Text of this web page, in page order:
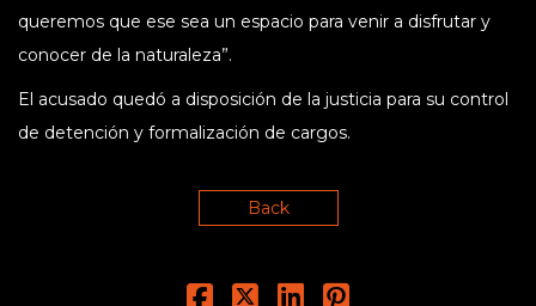
queremos que ese sea un espacio para venir a disfrutar y
conocer de la naturaleza”.
El acusado quedó a disposición de la justicia para su control
de detención y formalización de cargos.
Back